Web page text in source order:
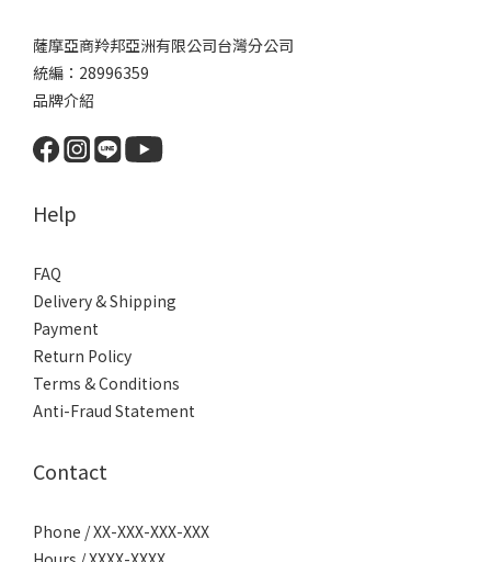
薩摩亞商羚邦亞洲有限公司台灣分公司
統編：28996359
品牌介紹
Help
FAQ
Delivery & Shipping
Payment
Return Policy
Terms & Conditions
Anti-Fraud Statement
Contact
Phone / XX-XXX-XXX-XXX